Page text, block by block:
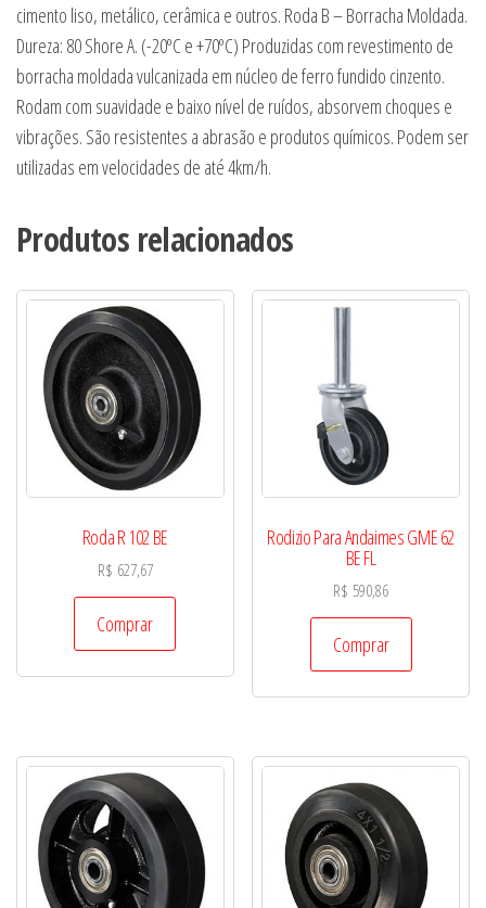
cimento liso, metálico, cerâmica e outros. Roda B – Borracha Moldada.
Dureza: 80 Shore A. (-20ºC e +70ºC) Produzidas com revestimento de
borracha moldada vulcanizada em núcleo de ferro fundido cinzento.
Rodam com suavidade e baixo nível de ruídos, absorvem choques e
vibrações. São resistentes a abrasão e produtos químicos. Podem ser
utilizadas em velocidades de até 4km/h.
Produtos relacionados
Roda R 102 BE
R$ 627,67
Comprar
Rodizio Para Andaimes GME 62
BE FL
R$ 590,86
Comprar